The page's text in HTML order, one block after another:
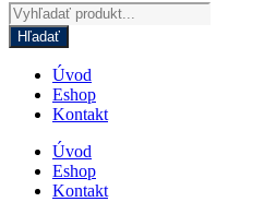
Products
search
Hľadať
Úvod
Eshop
Kontakt
Úvod
Eshop
Kontakt